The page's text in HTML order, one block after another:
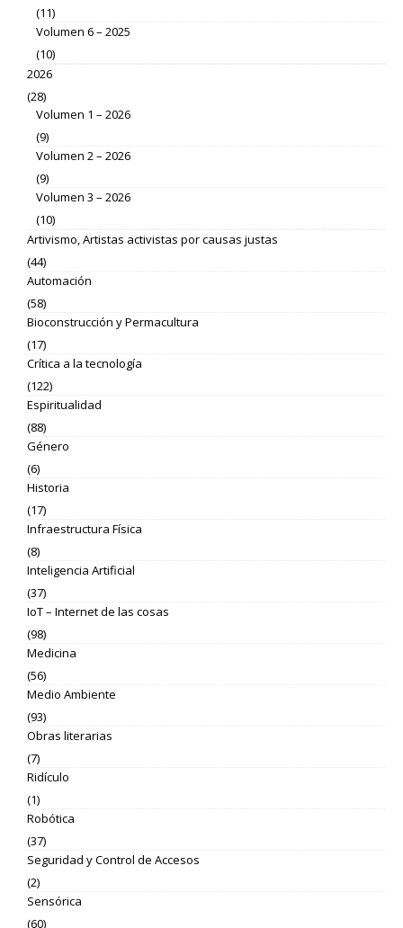
(11)
Volumen 6 – 2025
(10)
2026
(28)
Volumen 1 – 2026
(9)
Volumen 2 – 2026
(9)
Volumen 3 – 2026
(10)
Artivismo, Artistas activistas por causas justas
(44)
Automación
(58)
Bioconstrucción y Permacultura
(17)
Crítica a la tecnología
(122)
Espiritualidad
(88)
Género
(6)
Historia
(17)
Infraestructura Física
(8)
Inteligencia Artificial
(37)
IoT – Internet de las cosas
(98)
Medicina
(56)
Medio Ambiente
(93)
Obras literarias
(7)
Ridículo
(1)
Robótica
(37)
Seguridad y Control de Accesos
(2)
Sensórica
(60)